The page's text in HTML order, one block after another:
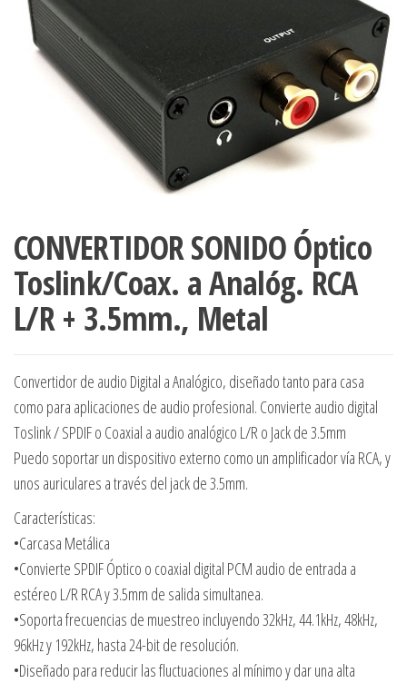
CONVERTIDOR SONIDO Óptico
Toslink/Coax. a Analóg. RCA
L/R + 3.5mm., Metal
Convertidor de audio Digital a Analógico, diseñado tanto para casa
como para aplicaciones de audio profesional. Convierte audio digital
Toslink / SPDIF o Coaxial a audio analógico L/R o Jack de 3.5mm
Puedo soportar un dispositivo externo como un amplificador vía RCA, y
unos auriculares a través del jack de 3.5mm.
Características:
•Carcasa Metálica
•Convierte SPDIF Óptico o coaxial digital PCM audio de entrada a
estéreo L/R RCA y 3.5mm de salida simultanea.
•Soporta frecuencias de muestreo incluyendo 32kHz, 44.1kHz, 48kHz,
96kHz y 192kHz, hasta 24-bit de resolución.
•Diseñado para reducir las fluctuaciones al mínimo y dar una alta